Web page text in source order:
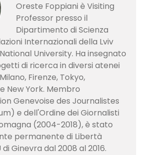
Oreste Foppiani è Visiting
Professor presso il
Dipartimento di Scienza
Internazionali della Lviv
University. Ha insegnato
di ricerca in diversi atenei
Firenze, Tokyo,
New York. Membro
Genevoise des Journalistes
e dell'Ordine dei Giornalisti
(2004-2018), è stato
permanente di Libertà
Ginevra dal 2008 al 2016.